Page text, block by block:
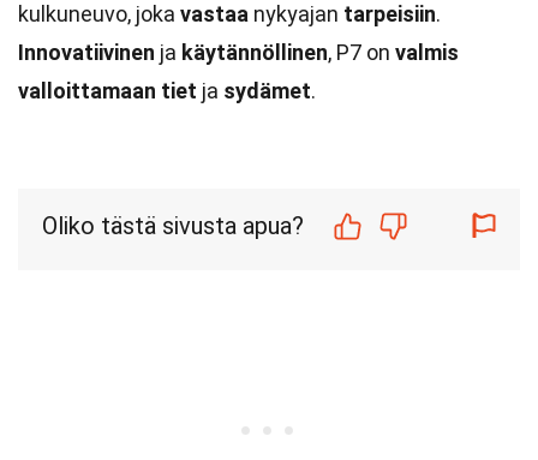
kulkuneuvo, joka vastaa nykyajan tarpeisiin.
Innovatiivinen ja käytännöllinen, P7 on valmis
valloittamaan tiet ja sydämet.
Oliko tästä sivusta apua?